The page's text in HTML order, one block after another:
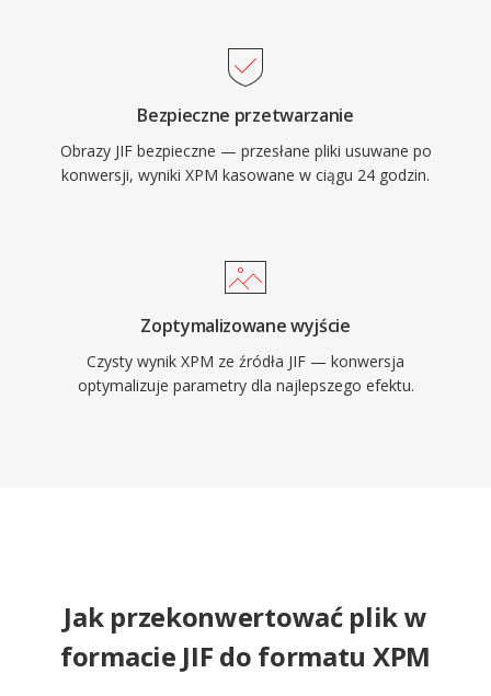
Bezpieczne przetwarzanie
Obrazy JIF bezpieczne — przesłane pliki usuwane po
konwersji, wyniki XPM kasowane w ciągu 24 godzin.
Zoptymalizowane wyjście
Czysty wynik XPM ze źródła JIF — konwersja
optymalizuje parametry dla najlepszego efektu.
Jak przekonwertować plik w
formacie JIF do formatu XPM